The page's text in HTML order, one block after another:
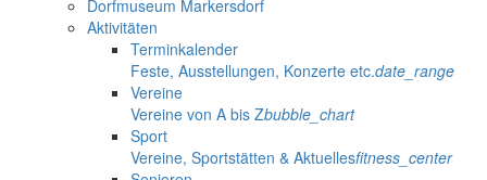
Dorfmuseum Markersdorf
Aktivitäten
Terminkalender
Feste, Ausstellungen, Konzerte etc.date_range
Vereine
Vereine von A bis Zbubble_chart
Sport
Vereine, Sportstätten & Aktuellesfitness_center